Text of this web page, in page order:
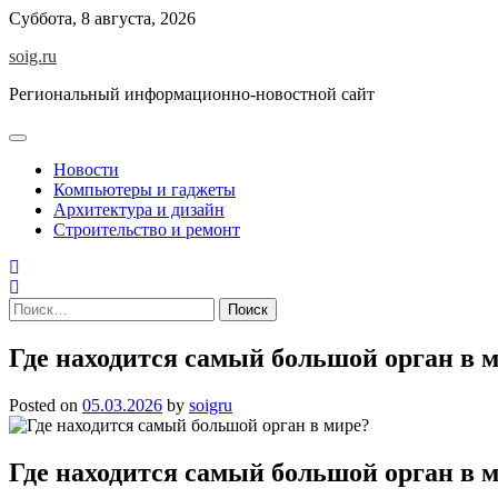
Skip
content
Суббота, 8 августа, 2026
soig.ru
Региональный информационно-новостной сайт
Новости
Компьютеры и гаджеты
Архитектура и дизайн
Строительство и ремонт
Найти:
Где находится самый большой орган в
Posted on 05.03.2026 by soigru
Где находится самый большой орган в